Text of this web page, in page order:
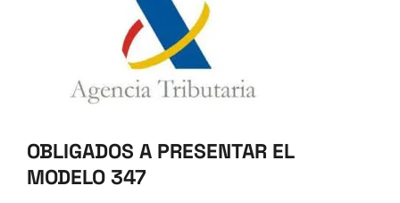
OBLIGADOS A PRESENTAR EL
MODELO 347